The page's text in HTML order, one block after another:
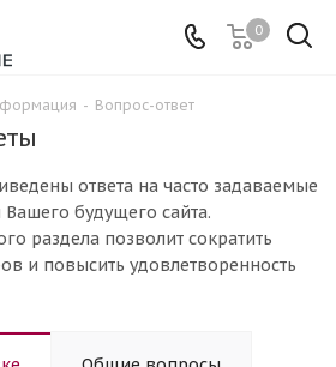
0
- Вопрос-ответ
ответа на часто задаваемые
будущего сайта.
раздела позволит сократить
и повысить удовлетворенность